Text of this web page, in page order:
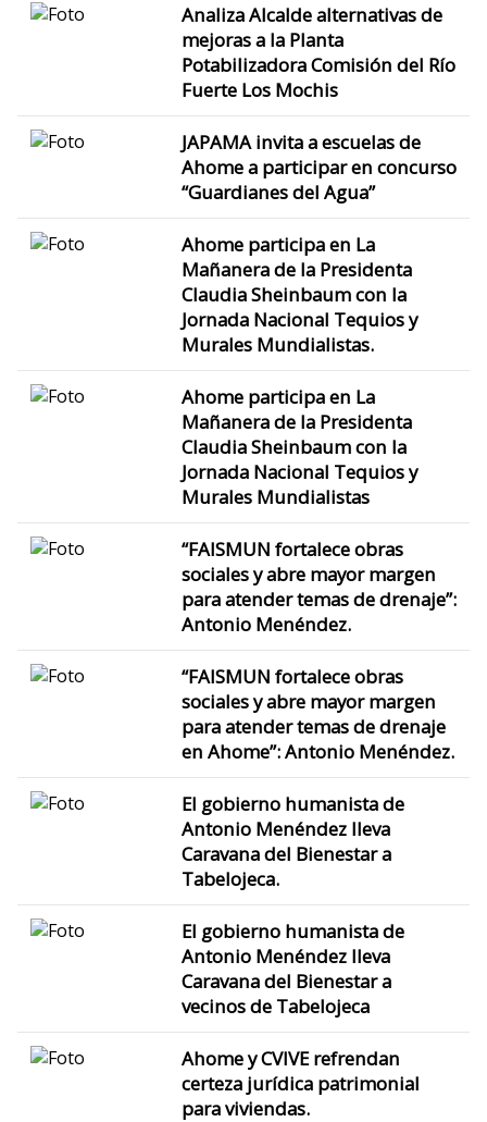
Analiza Alcalde alternativas de
mejoras a la Planta
Potabilizadora Comisión del Río
Fuerte Los Mochis
JAPAMA invita a escuelas de
Ahome a participar en concurso
“Guardianes del Agua”
Ahome participa en La
Mañanera de la Presidenta
Claudia Sheinbaum con la
Jornada Nacional Tequios y
Murales Mundialistas.
Ahome participa en La
Mañanera de la Presidenta
Claudia Sheinbaum con la
Jornada Nacional Tequios y
Murales Mundialistas
“FAISMUN fortalece obras
sociales y abre mayor margen
para atender temas de drenaje”:
Antonio Menéndez.
“FAISMUN fortalece obras
sociales y abre mayor margen
para atender temas de drenaje
en Ahome”: Antonio Menéndez.
El gobierno humanista de
Antonio Menéndez lleva
Caravana del Bienestar a
Tabelojeca.
El gobierno humanista de
Antonio Menéndez lleva
Caravana del Bienestar a
vecinos de Tabelojeca
Ahome y CVIVE refrendan
certeza jurídica patrimonial
para viviendas.